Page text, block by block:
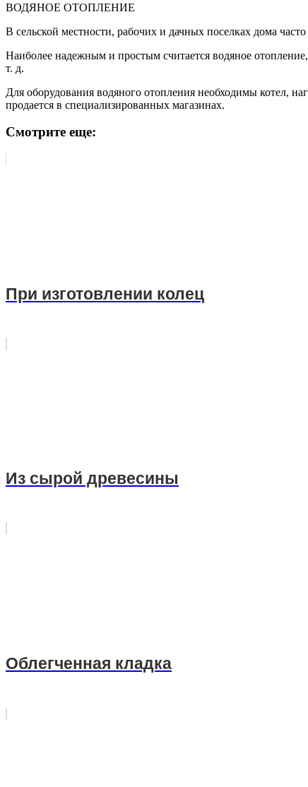
ВОДЯНОЕ ОТОПЛЕНИЕ
В сельской местности, рабочих и дачных поселках дома
Наиболее надежным и простым считается водяное
т. д.
Для оборудования водяного отопления необходимы котел,
продается в специализированных магазинах.
Смотрите еще:
При изготовлении колец
Из сырой древесины
Облегченная кладка